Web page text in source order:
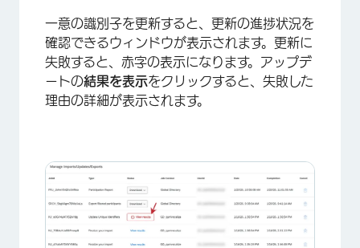
×
一意の識別子を更新すると、更新の進捗状況を
確認できるウィンドウが表示されます。更新に
失敗すると、赤字の表示になります。アップデ
ートの結果を表示をクリックすると、失敗した
理由の詳細が表示されます。